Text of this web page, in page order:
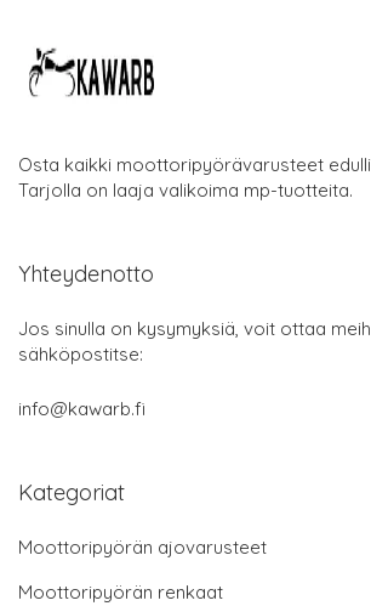
Osta kaikki moottoripyörävarusteet
Tarjolla on laaja valikoima mp-tuotteita.
Yhteydenotto
Jos sinulla on kysymyksiä, voit ottaa
sähköpostitse:
info@kawarb.fi
Kategoriat
Moottoripyörän ajovarusteet
Moottoripyörän renkaat